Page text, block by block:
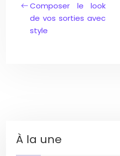
Composer le look
de vos sorties avec
style
À la une